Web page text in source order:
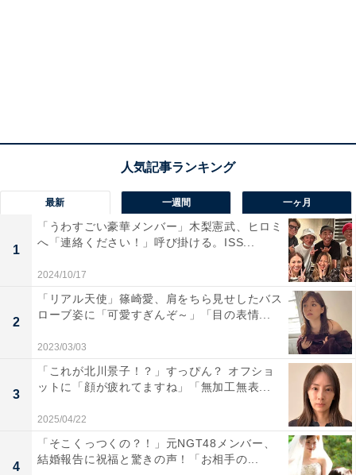
最新 一週間 一ヶ月
1
「うわすごい豪華メンバー」木梨憲武、ヒロミ
へ「連絡ください！」呼び掛ける。ISS...
2024/10/17
2
「リアル天使」篠崎愛、肩をちら見せしたバス
ローブ姿に「可愛すぎんぞ～」「目の表情...
2023/03/03
3
「これが北川景子！？」すっぴん？ オフショ
ットに「顔が疲れてますね」「無加工無表...
2025/04/22
4
「そこくっつくの？！」元NGT48メンバー、
結婚報告に祝福と驚きの声！「お相手の...